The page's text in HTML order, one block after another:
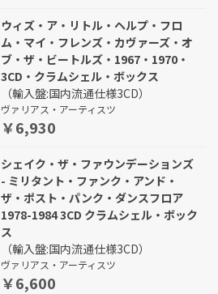
ウィズ・ア・リトル・ヘルプ・フロ
ム・マイ・フレンズ・カヴァーズ・オ
ブ・ザ・ビートルズ・1967・1970・
3CD・クラムシェル・ボックス
（輸入盤:国内流通仕様3CD）
ヴァリアス・アーティスツ
￥6,930
シェイク・ザ・ファウンデーションズ
- ミリタント・ファンク・アンド・
ザ・ポスト・パンク・ダンスフロア
1978-1984 3CD クラムシェル・ボック
ス
（輸入盤:国内流通仕様3CD）
ヴァリアス・アーティスツ
￥6,600